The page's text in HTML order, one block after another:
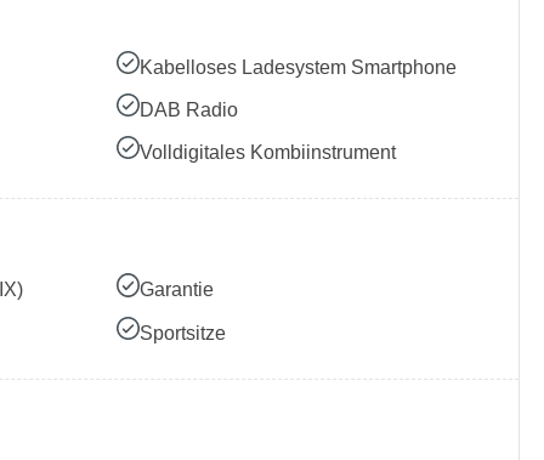
Kabelloses Ladesystem Smartphone
DAB Radio
Volldigitales Kombiinstrument
Garantie
Sportsitze